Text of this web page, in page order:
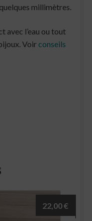
millimètres.
avec l’eau ou tout
Voir conseils
22,00€